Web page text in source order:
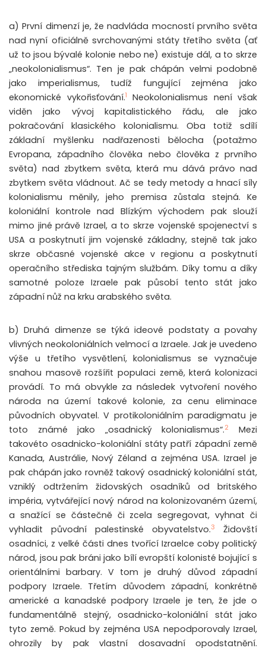
a) První dimenzí je, že nadvláda mocností prvního světa
nad nyní oficiálně svrchovanými státy třetího světa (ať
už to jsou bývalé kolonie nebo ne) existuje dál, a to skrze
„neokolonialismus“. Ten je pak chápán velmi podobně
jako imperialismus, tudíž fungující zejména jako
ekonomické vykořisťování.1
Neokolonialismus není však
viděn jako vývoj kapitalistického řádu, ale jako
pokračování klasického kolonialismu. Oba totiž sdílí
základní myšlenku nadřazenosti bělocha (potažmo
Evropana, západního člověka nebo člověka z prvního
světa) nad zbytkem světa, která mu dává právo nad
zbytkem světa vládnout. Ač se tedy metody a hnací síly
kolonialismu měnily, jeho premisa zůstala stejná. Ke
koloniální kontrole nad Blízkým východem pak slouží
mimo jiné právě Izrael, a to skrze vojenské spojenectví s
USA a poskytnutí jim vojenské základny, stejně tak jako
skrze občasné vojenské akce v regionu a poskytnutí
operačního střediska tajným službám. Díky tomu a díky
samotné poloze Izraele pak působí tento stát jako
západní nůž na krku arabského světa.
b) Druhá dimenze se týká ideové podstaty a povahy
vlivných neokoloniálních velmocí a Izraele. Jak je uvedeno
výše u třetího vysvětlení, kolonialismus se vyznačuje
snahou masově rozšířit populaci země, která kolonizaci
provádí. To má obvykle za následek vytvoření nového
národa na území takové kolonie, za cenu eliminace
původních obyvatel. V protikoloniálním paradigmatu je
toto známé jako „osadnický kolonialismus“.2
Mezi
takovéto osadnicko-koloniální státy patří západní země
Kanada, Austrálie, Nový Zéland a zejména USA. Izrael je
pak chápán jako rovněž takový osadnický koloniální stát,
vzniklý odtržením židovských osadníků od britského
impéria, vytvářející nový národ na kolonizovaném území,
a snažící se částečně či zcela segregovat, vyhnat či
vyhladit původní palestinské obyvatelstvo.3
Židovští
osadníci, z velké části dnes tvořící Izraelce coby politický
národ, jsou pak bráni jako bílí evropští kolonisté bojující s
orientálními barbary. V tom je druhý důvod západní
podpory Izraele. Třetím důvodem západní, konkrétně
americké a kanadské podpory Izraele je ten, že jde o
fundamentálně stejný, osadnicko-koloniální stát jako
tyto země. Pokud by zejména USA nepodporovaly Izrael,
ohrozily by pak vlastní dosavadní opodstatnění.